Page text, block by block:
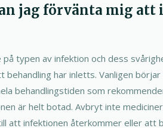
jag förvänta mig
typen av infektion och dess
behandling har inletts. Vanligen
behandlingstiden som
är helt botad. Avbryt inte
att infektionen återkommer eller att